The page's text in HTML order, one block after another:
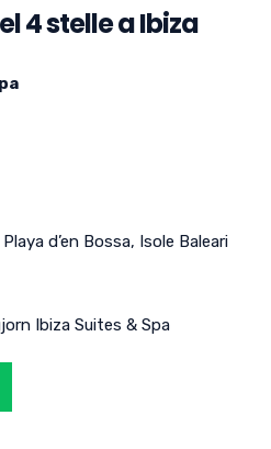
4 stelle a Ibiza
Playa d’en Bossa, Isole Baleari
Ibiza Suites & Spa